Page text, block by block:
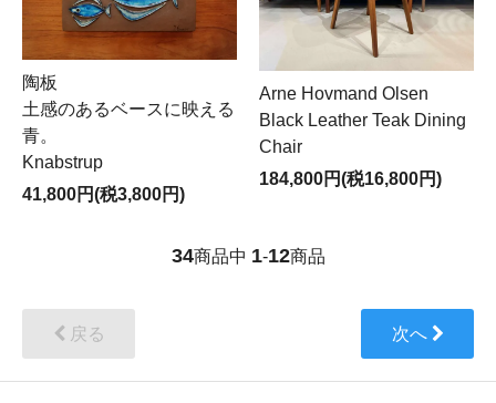
陶板
土感のあるベースに映える
青。
Knabstrup
41,800円(税3,800円)
Arne Hovmand Olsen
Black Leather Teak Dining
Chair
184,800円(税16,800円)
34商品中 1-12商品
戻る 次へ